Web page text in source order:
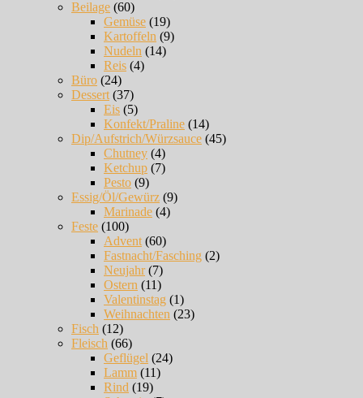
Beilage (60)
Gemüse (19)
Kartoffeln (9)
Nudeln (14)
Reis (4)
Büro (24)
Dessert (37)
Eis (5)
Konfekt/Praline (14)
Dip/Aufstrich/Würzsauce (45)
Chutney (4)
Ketchup (7)
Pesto (9)
Essig/Öl/Gewürz (9)
Marinade (4)
Feste (100)
Advent (60)
Fastnacht/Fasching (2)
Neujahr(7)
Ostern (11)
Valentinstag (1)
Weihnachten (23)
Fisch (12)
Fleisch (66)
Geflügel (24)
Lamm (11)
Rind (19)